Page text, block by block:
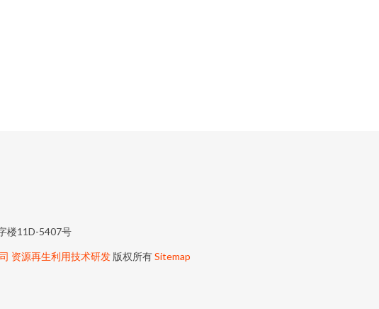
楼11D-5407号
资源再生利用技术研发 版权所有Sitemap